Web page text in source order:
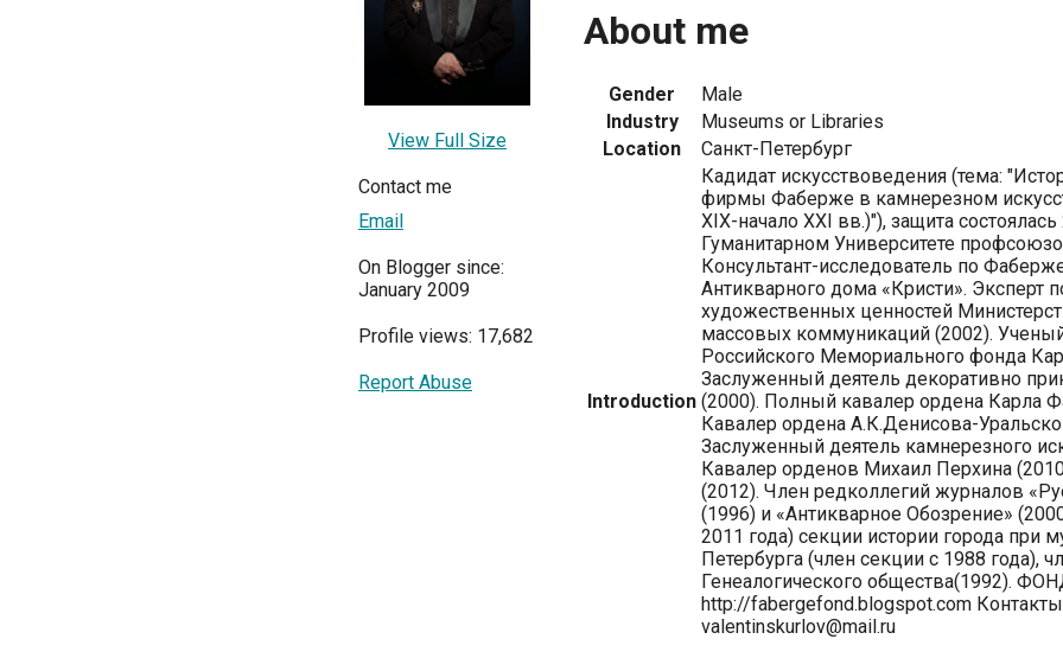
View Full Size
Contact me
Email
On Blogger since:
January 2009
Profile views: 17,682
Report Abuse
About me
Gender
Male
Industry
Museums or Libraries
Location
Санкт-Петербург
Introduction
Кадидат искусствоведения (тема:
фирмы Фаберже в камнерезном
XIX-начало XXI вв.)"), защита
Гуманитарном Университете
Консультант-исследователь по
Антикварного дома «Кристи». Эксперт
художественных ценностей
массовых коммуникаций (2002).
Российского Мемориального фонда
Заслуженный деятель декоративно
(2000). Полный кавалер ордена Карла
Кавалер ордена А.К.Денисова-
Заслуженный деятель камнерезного
Кавалер орденов Михаил Перхина
(2012). Член редколлегий журналов
(1996) и «Антикварное Обозрение»
2011 года) секции истории города при
Петербурга (член секции с 1988 года),
Генеалогического общества(1992).
http://fabergefond.blogspot.com
valentinskurlov@mail.ru